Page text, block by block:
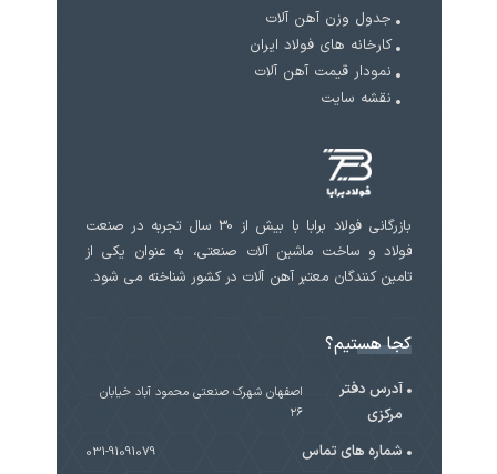
جدول وزن آهن آلات
کارخانه های فولاد ایران
نمودار قیمت آهن آلات
نقشه سایت
بازرگانی فولاد برابا با بیش از 30 سال تجربه در صنعت
فولاد و ساخت ماشین آلات صنعتی، به عنوان یکی از
تامین کنندگان معتبر آهن آلات در کشور شناخته می شود.
کجا هستیم؟
آدرس دفتر
مرکزی
اصفهان شهرک صنعتی محمود آباد خیابان
۲۶
شماره های تماس 031-91091079